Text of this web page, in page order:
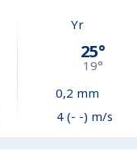
Yr
25°
19°
0,2 mm
4 (- -) m/s